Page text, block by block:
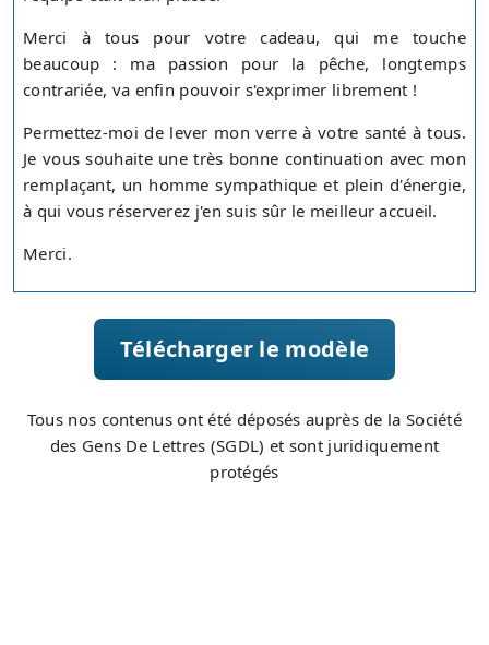
Merci à tous pour votre cadeau, qui me touche
beaucoup : ma passion pour la pêche, longtemps
contrariée, va enfin pouvoir s'exprimer librement !
Permettez-moi de lever mon verre à votre santé à tous.
Je vous souhaite une très bonne continuation avec mon
remplaçant, un homme sympathique et plein d'énergie,
à qui vous réserverez j'en suis sûr le meilleur accueil.
Merci.
Télécharger le modèle
Tous nos contenus ont été déposés auprès de la Société
des Gens De Lettres (SGDL) et sont juridiquement
protégés